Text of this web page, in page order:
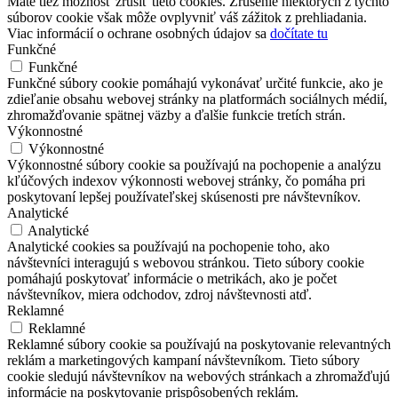
súborov cookie však môže ovplyvniť váš zážitok z prehliadania.
Viac informácií o ochrane osobných údajov sa dočítate tu
Funkčné
Funkčné
Funkčné súbory cookie pomáhajú vykonávať určité funkcie, ako je
zdieľanie obsahu webovej stránky na platformách sociálnych médií,
zhromažďovanie spätnej väzby a ďalšie funkcie tretích strán.
Výkonnostné
Výkonnostné
Výkonnostné súbory cookie sa používajú na pochopenie a analýzu
kľúčových indexov výkonnosti webovej stránky, čo pomáha pri
poskytovaní lepšej používateľskej skúsenosti pre návštevníkov.
Analytické
Analytické
Analytické cookies sa používajú na pochopenie toho, ako
návštevníci interagujú s webovou stránkou. Tieto súbory cookie
pomáhajú poskytovať informácie o metrikách, ako je počet
návštevníkov, miera odchodov, zdroj návštevnosti atď.
Reklamné
Reklamné
Reklamné súbory cookie sa používajú na poskytovanie relevantných
reklám a marketingových kampaní návštevníkom. Tieto súbory
cookie sledujú návštevníkov na webových stránkach a zhromažďujú
informácie na poskytovanie prispôsobených reklám.